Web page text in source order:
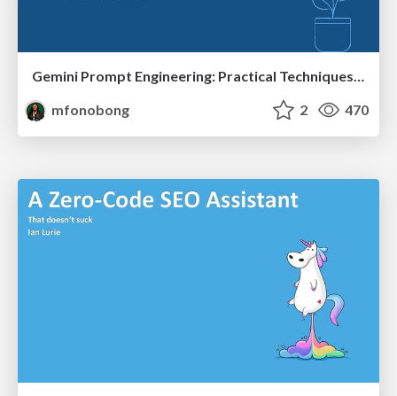
Gemini Prompt Engineering: Practical Techniques for Tangible AI Outcomes
mfonobong
2 470